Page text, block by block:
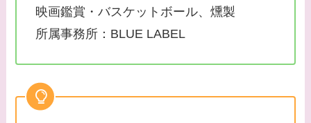
映画鑑賞・バスケットボール、燻製
所属事務所：BLUE LABEL